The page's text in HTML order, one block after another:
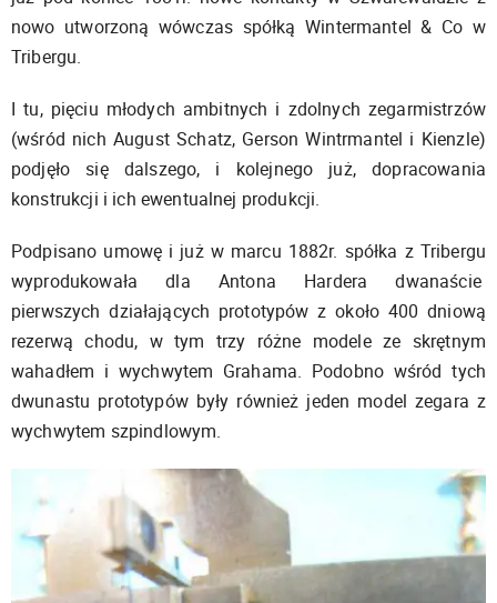
nowo utworzoną wówczas spółką Wintermantel & Co w
Tribergu.
I tu, pięciu młodych ambitnych i zdolnych zegarmistrzów
(wśród nich August Schatz, Gerson Wintrmantel i Kienzle)
podjęło się dalszego, i kolejnego już, dopracowania
konstrukcji i ich ewentualnej produkcji.
Podpisano umowę i już w marcu 1882r. spółka z Tribergu
wyprodukowała dla Antona Hardera dwanaście
pierwszych działających prototypów z około 400 dniową
rezerwą chodu, w tym trzy różne modele ze skrętnym
wahadłem i wychwytem Grahama. Podobno wśród tych
dwunastu prototypów były również jeden model zegara z
wychwytem szpindlowym.